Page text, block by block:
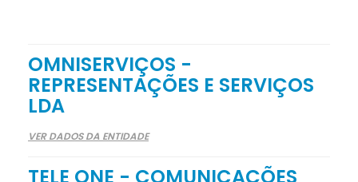
OMNISERVIÇOS -
REPRESENTAÇÕES E SERVIÇOS
LDA
VER DADOS DA ENTIDADE